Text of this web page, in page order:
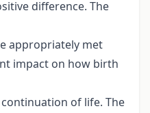
difference. The
appropriately met
impact on how birth
of life. The